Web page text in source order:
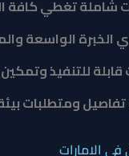
شاملة تغطي كافة
الواسعة
قابلة للتنفيذ
ومتطلبات
الامارات